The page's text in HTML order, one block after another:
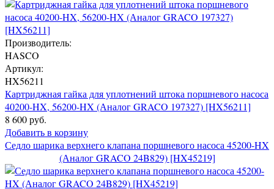
Производитель:
HASCO
Артикул:
HX56211
Картриджная гайка для уплотнений штока поршневого насоса
40200-HX, 56200-HX (Аналог GRACO 197327) [HX56211]
8 600 руб.
Добавить в корзину
Седло шарика верхнего клапана поршневого насоса 45200-HX
(Аналог GRACO 24B829) [HX45219]